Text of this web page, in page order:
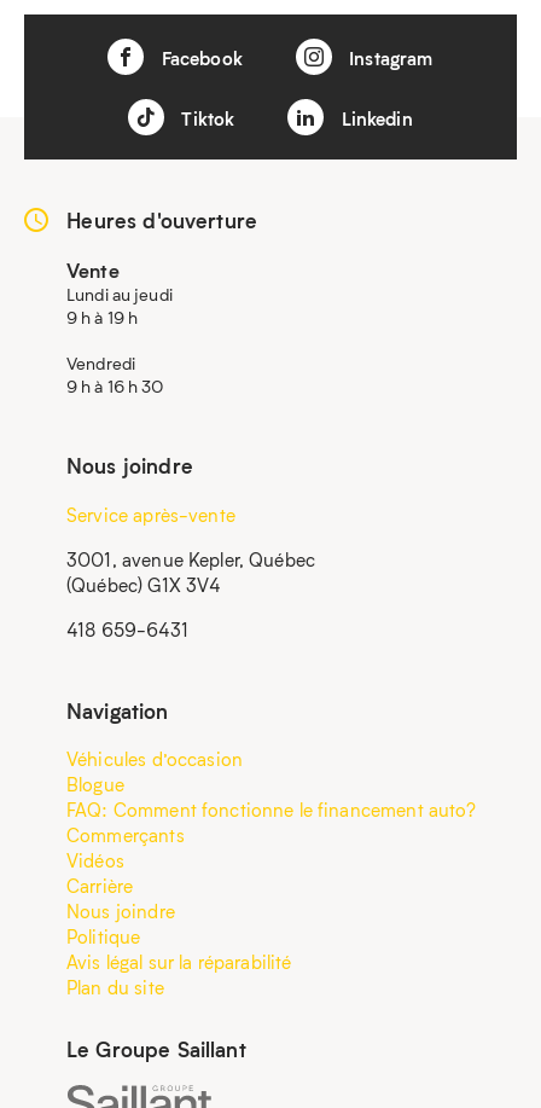
Facebook Instagram
Tiktok Linkedin
Heures d'ouverture
Vente
Lundi au jeudi
9 h à 19 h
Vendredi
9 h à 16 h 30
Nous joindre
Service après-vente
3001, avenue Kepler, Québec
(Québec) G1X 3V4
418 659-6431
Navigation
Véhicules d’occasion
Blogue
FAQ: Comment fonctionne le financement auto?
Commerçants
Vidéos
Carrière
Nous joindre
Politique
Avis légal sur la réparabilité
Plan du site
Le Groupe Saillant